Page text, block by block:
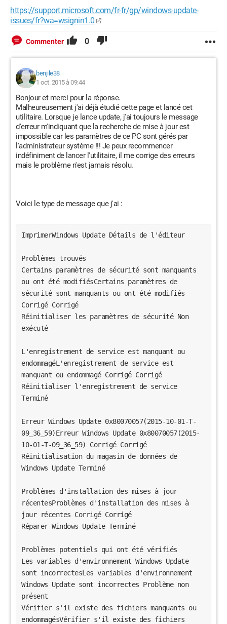
https://support.microsoft.com/fr-fr/gp/windows-update-
issues/fr?wa=wsignin1.0
Commenter 0
benjile38
1 oct. 2015 à 09:44
Bonjour et merci pour la réponse.
Malheureusement j'ai déjà étudié cette page et lancé cet
utilitaire. Lorsque je lance update, j'ai toujours le message
d'erreur m'indiquant que la recherche de mise à jour est
impossible car les paramètres de ce PC sont gérés par
l'administrateur système !!! Je peux recommencer
indéfiniment de lancer l'utilitaire, il me corrige des erreurs
mais le problème n'est jamais résolu.
Voici le type de message que j'ai :
ImprimerWindows Update Détails de l'éditeur
Problèmes trouvés
Certains paramètres de sécurité sont manquants
ou ont été modifiésCertains paramètres de
sécurité sont manquants ou ont été modifiés
Corrigé Corrigé
Réinitialiser les paramètres de sécurité Non
exécuté
L'enregistrement de service est manquant ou
endommagéL'enregistrement de service est
manquant ou endommagé Corrigé Corrigé
Réinitialiser l'enregistrement de service
Terminé
Erreur Windows Update 0x80070057(2015-10-01-T-
09_36_59)Erreur Windows Update 0x80070057(2015-
10-01-T-09_36_59) Corrigé Corrigé
Réinitialisation du magasin de données de
Windows Update Terminé
Problèmes d'installation des mises à jour
récentesProblèmes d'installation des mises à
jour récentes Corrigé Corrigé
Réparer Windows Update Terminé
Problèmes potentiels qui ont été vérifiés
Les variables d'environnement Windows Update
sont incorrectesLes variables d'environnement
Windows Update sont incorrectes Problème non
présent
Vérifier s'il existe des fichiers manquants ou
endommagésVérifier s'il existe des fichiers